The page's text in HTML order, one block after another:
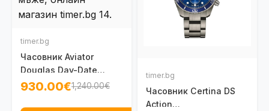
timer.bg
Часовник Aviator
Douglas Day-Date
V.3.44.2.404.4
930.00€1,240.00€
timer.bg
Часовник Certina DS
Action